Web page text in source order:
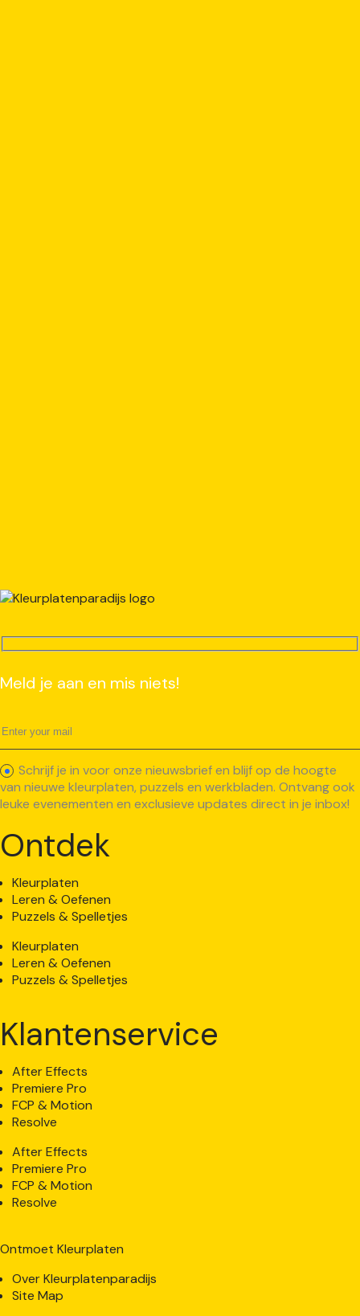
Meld je aan en mis niets!
Schrijf je in voor onze nieuwsbrief en blijf op de hoogte
van nieuwe kleurplaten, puzzels en werkbladen. Ontvang ook
leuke evenementen en exclusieve updates direct in je inbox!
Ontdek
Kleurplaten
Leren & Oefenen
Puzzels & Spelletjes
Kleurplaten
Leren & Oefenen
Puzzels & Spelletjes
Klantenservice
After Effects
Premiere Pro
FCP & Motion
Resolve
After Effects
Premiere Pro
FCP & Motion
Resolve
Ontmoet Kleurplaten
Over Kleurplatenparadijs
Site Map